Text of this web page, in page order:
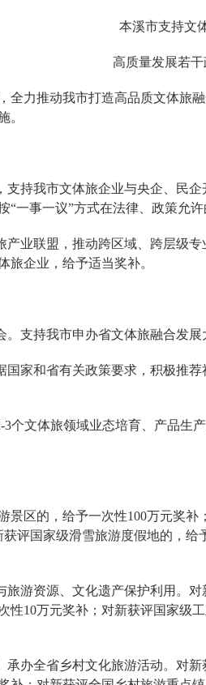
本溪市支持文
高质量发展若干
推动我市打造高品质文体旅融
。
我市文体旅企业与央企、民企
一事一议”方式在法律、政策允许
联盟，推动跨区域、跨层级专
旅企业，给予适当奖补。
持我市申办省文体旅融合发展
和省有关政策要求，积极推荐
文体旅领域业态培育、产品生
区的，给予一次性100万元奖补
评国家级滑雪旅游度假地的，
资源、文化遗产保护利用。对
性10万元奖补；对新获评国家级
全省乡村文化旅游活动。对新